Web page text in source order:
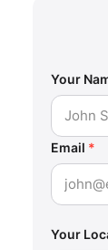
Your
Email *
Your